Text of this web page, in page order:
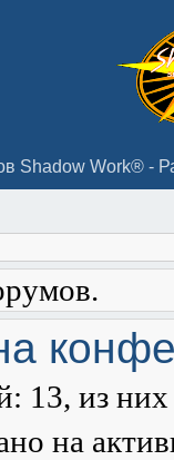
13, из
на